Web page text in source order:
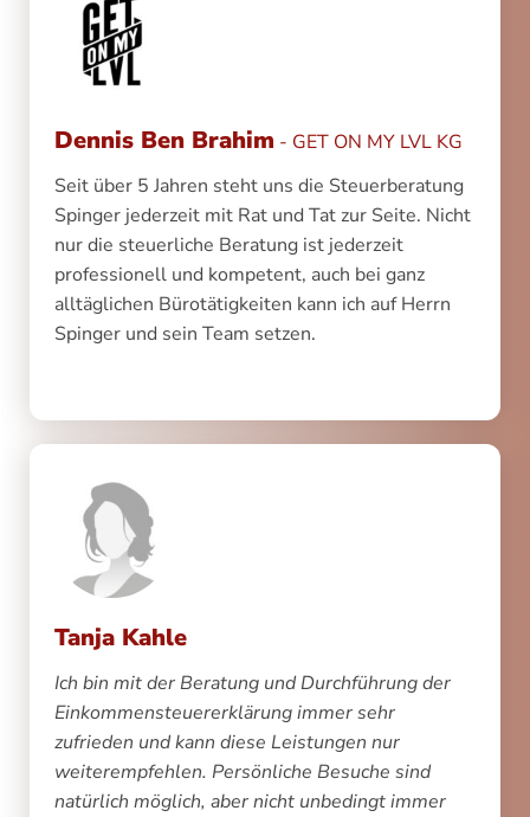
Dennis Ben Brahim - GET ON MY LVL KG
Seit über 5 Jahren steht uns die Steuerberatung
Spinger jederzeit mit Rat und Tat zur Seite. Nicht
nur die steuerliche Beratung ist jederzeit
professionell und kompetent, auch bei ganz
alltäglichen Bürotätigkeiten kann ich auf Herrn
Spinger und sein Team setzen.
Tanja Kahle
Ich bin mit der Beratung und Durchführung der
Einkommensteuererklärung immer sehr
zufrieden und kann diese Leistungen nur
weiterempfehlen. Persönliche Besuche sind
natürlich möglich, aber nicht unbedingt immer